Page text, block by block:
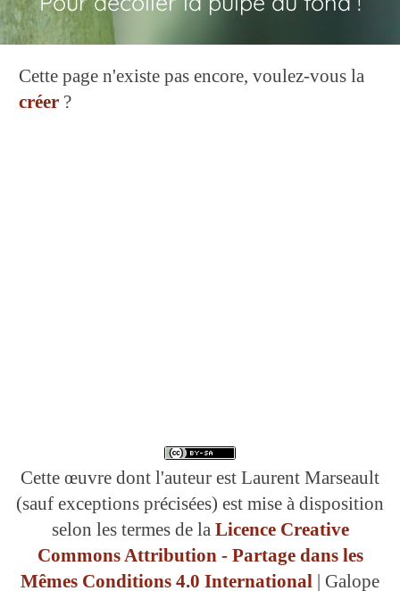
Cette page n'existe pas encore, voulez-vous la
créer ?
Cette œuvre dont l'auteur est Laurent Marseault
(sauf exceptions précisées) est mise à disposition
selon les termes de la Licence Creative
Commons Attribution - Partage dans les
Mêmes Conditions 4.0 International | Galope